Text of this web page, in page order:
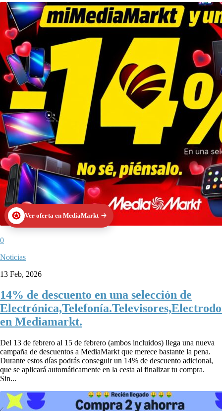
Ver oferta en MediaMarkt
0
Noticias
13 Feb, 2026
14% de descuento en una selección de
en Mediamarkt.
Del 13 de febrero al 15 de febrero (ambos incluidos) llega una nueva
campaña de descuentos a MediaMarkt que merece bastante la pena.
Durante estos días podrás conseguir un 14% de descuento adicional,
que se aplicará automáticamente en la cesta al finalizar tu compra.
Sin...